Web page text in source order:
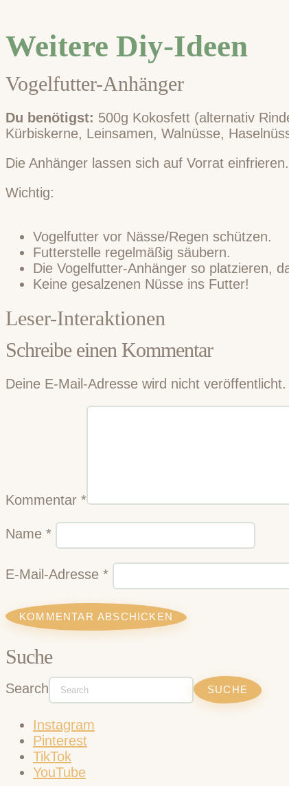
Weitere Diy-Ideen
Vogelfutter-Anhänger
Du benötigst: 500g Kokosfett (alternativ
Kürbiskerne, Leinsamen, Walnüsse,
Die Anhänger lassen sich auf Vorrat
Wichtig:
Vogelfutter vor Nässe/Regen schützen.
Futterstelle regelmäßig säubern.
Die Vogelfutter-Anhänger so platzieren,
Keine gesalzenen Nüsse ins Futter!
Leser-Interaktionen
Schreibe einen Kommentar
Deine E-Mail-Adresse wird nicht veröffentlicht.
Kommentar *
Name *
E-Mail-Adresse *
Suche
Search
Instagram
Pinterest
TikTok
YouTube